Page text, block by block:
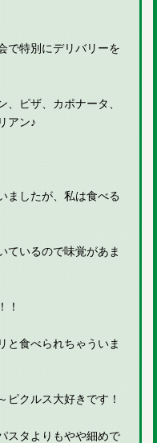
で特別にデリバリーを
ピザ、カポナータ、
アン♪
ましたが、私は食べる
ているので味覚があま
！
と食べられちゃういま
ピクルス大好きです！
スタよりもやや細めで